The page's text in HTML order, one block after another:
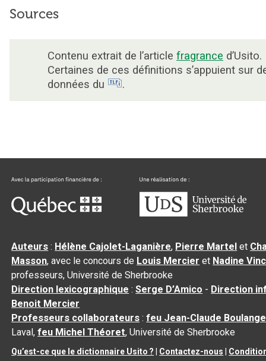
Sources
Contenu extrait de l’article fragrance d’Usito.
Certaines de ces définitions s’appuient sur
données du
.
Auteurs : Hélène Cajolet-Laganière, Pierre Martel et
Masson, avec le concours de Louis Mercier et Nadine
professeurs, Université de Sherbrooke
Direction lexicographique :Serge D’Amico - Direction
Benoit Mercier
Professeurs collaborateurs :feu Jean-Claude
Laval,feu Michel Théoret, Université de Sherbrooke
Qu’est-ce que le dictionnaire Usito ? Contactez-nous